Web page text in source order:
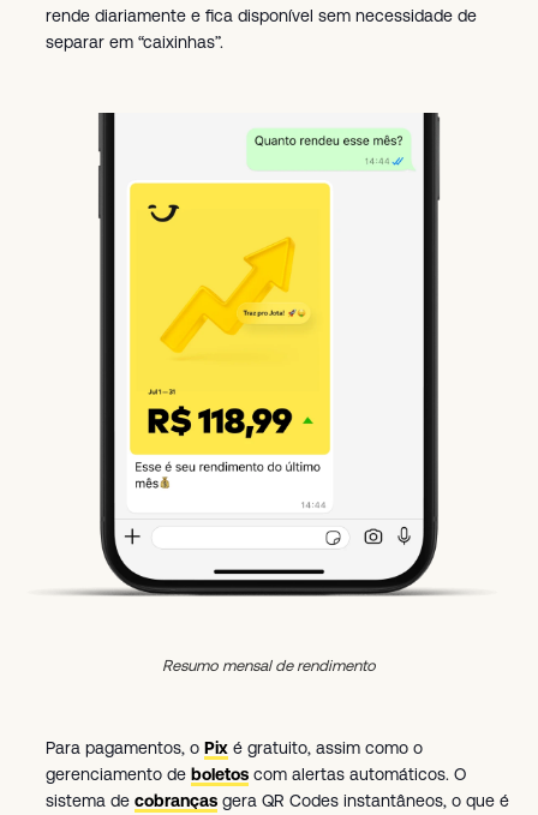
rende diariamente e fica disponível sem necessidade de
separar em “caixinhas”.
Resumo mensal de rendimento
Para pagamentos, o Pix é gratuito, assim como o
gerenciamento de boletos com alertas automáticos. O
sistema de cobranças gera QR Codes instantâneos, o que é